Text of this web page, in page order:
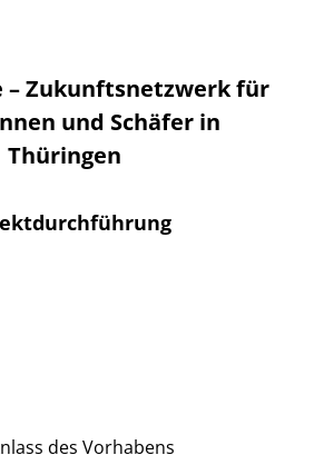
– Zukunftsnetzwerk für
und Schäfer in
Thüringen
des Vorhabens